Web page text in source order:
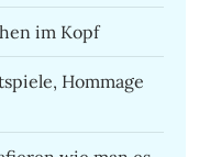
im Kopf
Hommage